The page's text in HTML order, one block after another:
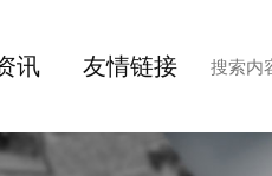
讯 友情链接